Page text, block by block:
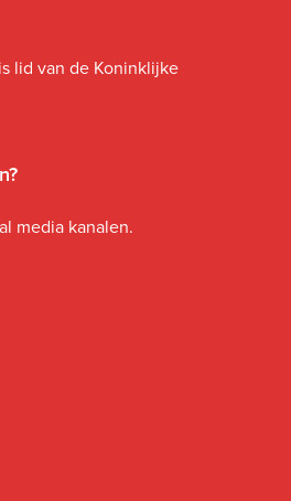
lid van de Koninklijke
media kanalen.